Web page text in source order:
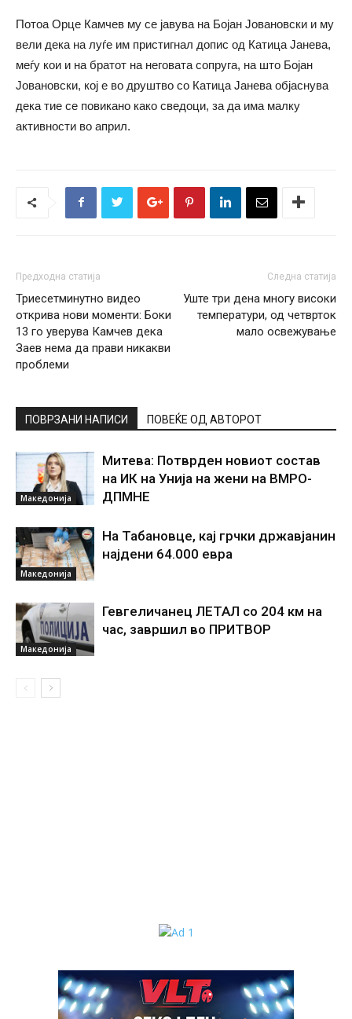
Потоа Орце Камчев му се јавува на Бојан Јовановски и му
вели дека на луѓе им пристигнал допис од Катица Јанева,
меѓу кои и на братот на неговата сопруга, на што Бојан
Јовановски, кој е во друштво со Катица Јанева објаснува
дека тие се повикано како сведоци, за да има малку
активности во април.
Предходна статија
Триесетминутно видео
открива нови моменти: Боки
13 го уверува Камчев дека
Заев нема да прави никакви
проблеми
Следна статија
Уште три дена многу високи
температури, од четврток
мало освежување
ПОВРЗАНИ НАПИСИ ПОВЕЌЕ ОД АВТОРОТ
Македонија
Митева: Потврден новиот состав
на ИК на Унија на жени на ВМРО-
ДПМНЕ
Македонија
На Табановце, кај грчки државјанин
најдени 64.000 евра
Македонија
Гевгеличанец ЛЕТАЛ со 204 км на
час, завршил во ПРИТВОР